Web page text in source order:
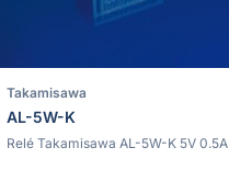
Takamisawa
AL-5W-K
Relé Takamisawa AL-5W-K 5V 0.5A